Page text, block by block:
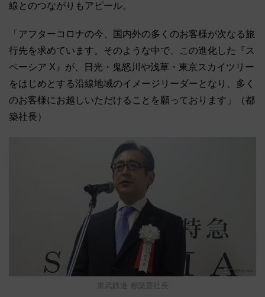
線とのつながりもアピール。
「アフターコロナの今、国内外の多くのお客様が次なる旅
行先を求めています。そのような中で、この進化した『ス
ペーシア X』が、日光・鬼怒川や浅草・東京スカイツリー
をはじめとする沿線地域のイメージリーダーとなり、多く
のお客様にお越しいただけることを願っております」（都
築社長）
東武鉄道 都築豊社長